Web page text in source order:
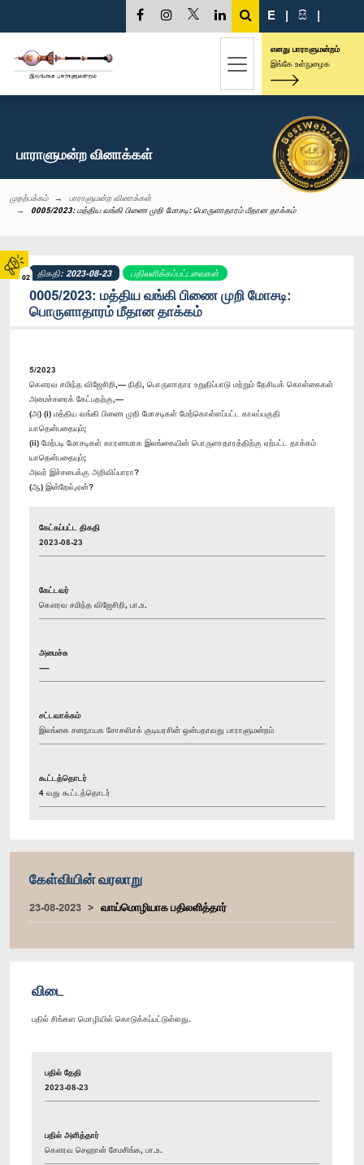
02
E | සි |
எனது பாராளுமன்றம்
இங்கே உள்நுழைக
பாராளுமன்ற வினாக்கள்
முதற்பக்கம்
பாராளுமன்ற வினாக்கள்
0005/2023: மத்திய வங்கி பிணை முறி மோசடி: பொருளாதாரம் மீதான தாக்கம்
திகதி: 2023-08-23 பதிலளிக்கப்பட்டவைகள்
0005/2023: மத்திய வங்கி பிணை முறி மோசடி:
பொருளாதாரம் மீதான தாக்கம்
5/2023
கௌரவ சமிந்த விஜேசிறி,— நிதி, பொருளாதார உறுதிப்பாடு மற்றும் தேசியக் கொள்கைகள்
அமைச்சரைக் கேட்பதற்கு,—
(அ) (i) மத்திய வங்கி பிணை முறி மோசடிகள் மேற்கொள்ளப்பட்ட காலப்பகுதி
யாதென்பதையும்;
(ii) மேற்படி மோசடிகள் காரணமாக இலங்கையின் பொருளாதாரத்திற்கு ஏற்பட்ட தாக்கம்
யாதென்பதையும்;
அவர் இச்சபைக்கு அறிவிப்பாரா?
(ஆ) இன்றேல்,ஏன்?
கேட்கப்பட்ட திகதி
2023-08-23
கேட்டவர்
கௌரவ சமிந்த விஜேசிறி, பா.உ.
அமைச்சு
----
சட்டவாக்கம்
இலங்கை சனநாயக சோசலிசக் குடியரசின் ஒன்பதாவது பாராளுமன்றம்
கூட்டத்தொடர்
4 வது கூட்டத்தொடர்
கேள்வியின் வரலாறு
23-08-2023 வாய்மொழியாக பதிலளித்தார்
விடை
பதில் சிங்கள மொழியில் கொடுக்கப்பட்டுள்ளது.
பதில் தேதி
2023-08-23
பதில் அளித்தார்
கௌரவ செஹான் சேமசிங்க, பா.உ.